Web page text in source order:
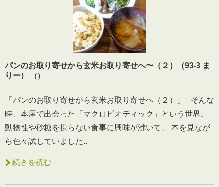
パンのお取り寄せから玄米お取り寄せへ〜（２）（93-3 ま
りー）
（）
「パンのお取り寄せから玄米お取り寄せへ（２）」 そんな
時、本屋で出会った「マクロビオティック」という世界。
動物性や砂糖を摂らない食事に興味が沸いて、 本を見なが
ら色々試していました...
続きを読む